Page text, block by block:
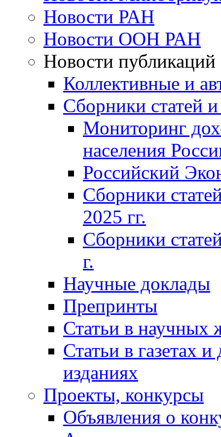
Новости РАН
Новости ООН РАН
Новости публикаций
Коллективные и
Сборники статей
Мониторинг
населения
Российский
Сборники
2025 гг.
Сборники
г.
Научные доклады
Препринты
Статьи в научных
Статьи в газетах
изданиях
Проекты, конкурсы
Объявления о